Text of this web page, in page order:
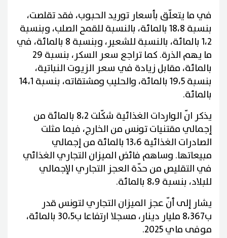
في ما يتعلّق بأسعار توريد الحبوب، فقد تقلصت،
بنسبة 18،8 بالمائة، بالنسبة للقمح الصلب، وبنسبة
1،2 بالمائة، بالنسبة للشعير، وبنسبة 8 بالمائة، في
ما يهم الذرة. كما تراجع سعر السكر، بنسبة 29
بالمائة، مقابل زيادة في سعر الزيوت النباتية،
بنسبة 19،5 بالمائة، والحليب ومشتقاته، بنسبة 14،1
بالمائة.
يذكر انّ الواردات الغذائية شكّلت 8،2 بالمائة من
إجمالي مقتنيات تونس من الخارج، فيما مثلت
الصادرات الغذائية 13،6 بالمائة من إجمالي
مبيعاتها. وساهم فائض الميزان التجاري الغذائي
في التقليص من حدّة العجز التجاري الإجمالي
للبلاد، بنسبة 8،9 بالمائة.
يشار إلى أنّ عجز الميزان التجاري لتونس قدر
ب8،367 مليار دينار، مسجلا ارتفاعا ب30،5 بالمائة،
موفى ماي 2025.